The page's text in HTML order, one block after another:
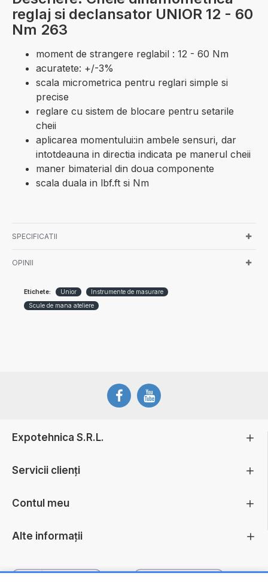
reglaj si declansator UNIOR 12 - 60
Nm 263
moment de strangere reglabil : 12 - 60 Nm
acuratete: +/-3%
scala micrometrica pentru reglari simple si
precise
reglare cu sistem de blocare pentru setarile
cheii
aplicarea momentului:in ambele sensuri, dar
intotdeauna in directia indicata pe manerul cheii
maner bimaterial din doua componente
scala duala in lbf.ft si Nm
SPECIFICATII
OPINII
Etichete: Unior
Instrumente de masurare
Scule de mana ateliere
Expotehnica S.R.L.
Servicii clienți
Contul meu
Alte informații